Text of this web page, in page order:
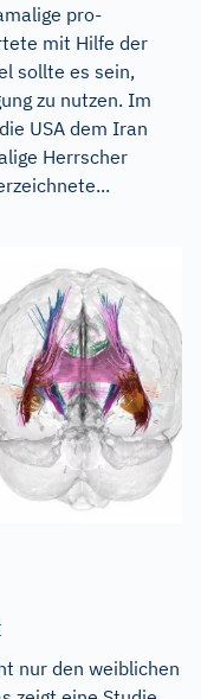
pro-
mit Hilfe der
sollte es sein,
zu nutzen. Im
USA dem Iran
Herrscher
nur den weiblichen